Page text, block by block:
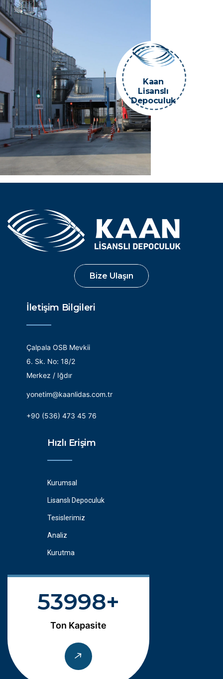
Kaan
Lisanslı
Depoculuk
İletişim Bilgileri
Çalpala OSB Mevkii
6. Sk. No: 18/2
Merkez / Iğdır
yonetim@kaanlidas.com.tr
+90 (536) 473 45 76
Hızlı Erişim
Kurumsal
Lisanslı Depoculuk
Tesislerimiz
Analiz
Kurutma
54000
Ton Kapasite